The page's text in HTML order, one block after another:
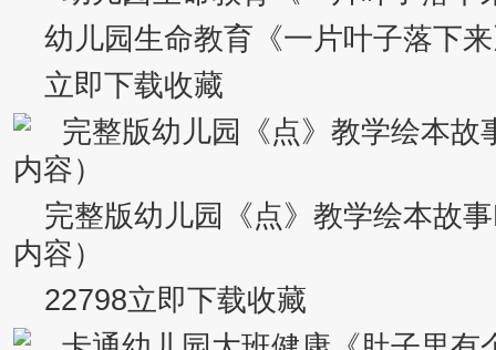
幼儿园生命教育《一片叶子落下
立即下载收藏
完整版幼儿园《点》教学绘本故
内容）
22798立即下载收藏